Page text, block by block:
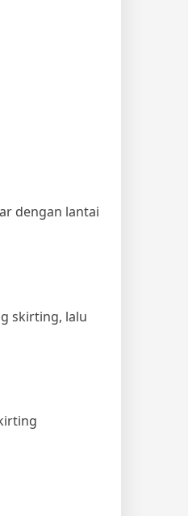
dengan lantai
skirting, lalu